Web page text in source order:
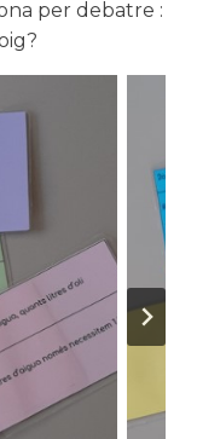
per debatre :